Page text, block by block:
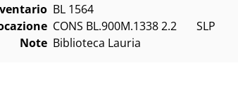
BL 1564
CONS BL.900M.1338 2.2       SLP
Note Biblioteca Lauria